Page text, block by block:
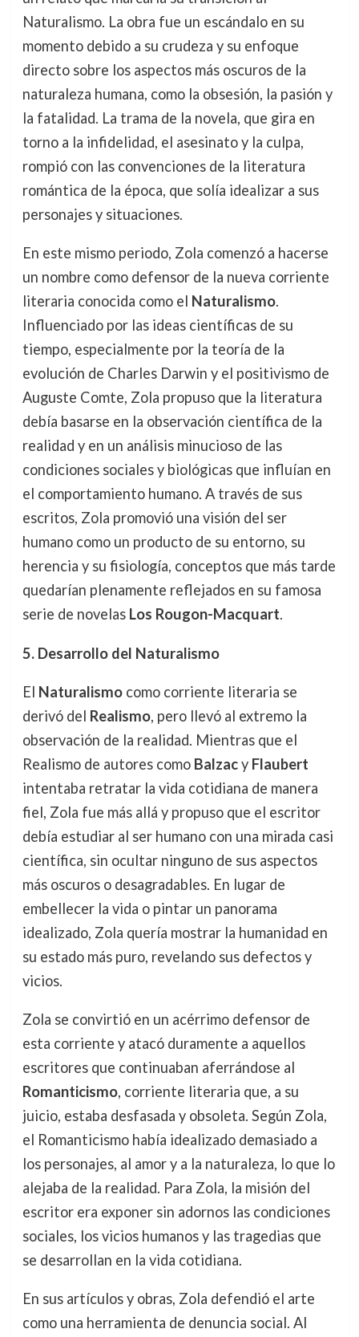
Naturalismo. La obra fue un escándalo en su
momento debido a su crudeza y su enfoque
directo sobre los aspectos más oscuros de la
naturaleza humana, como la obsesión, la pasión y
la fatalidad. La trama de la novela, que gira en
torno a la infidelidad, el asesinato y la culpa,
rompió con las convenciones de la literatura
romántica de la época, que solía idealizar a sus
personajes y situaciones.
En este mismo periodo, Zola comenzó a hacerse
un nombre como defensor de la nueva corriente
literaria conocida como el Naturalismo.
Influenciado por las ideas científicas de su
tiempo, especialmente por la teoría de la
evolución de Charles Darwin y el positivismo de
Auguste Comte, Zola propuso que la literatura
debía basarse en la observación científica de la
realidad y en un análisis minucioso de las
condiciones sociales y biológicas que influían en
el comportamiento humano. A través de sus
escritos, Zola promovió una visión del ser
humano como un producto de su entorno, su
herencia y su fisiología, conceptos que más tarde
quedarían plenamente reflejados en su famosa
serie de novelas Los Rougon-Macquart.
5. Desarrollo del Naturalismo
El Naturalismocomo corriente literaria se
derivó del Realismo, pero llevó al extremo la
observación de la realidad. Mientras que el
Realismo de autores como Balzacy Flaubert
intentaba retratar la vida cotidiana de manera
fiel, Zola fue más allá y propuso que el escritor
debía estudiar al ser humano con una mirada casi
científica, sin ocultar ninguno de sus aspectos
más oscuros o desagradables. En lugar de
embellecer la vida o pintar un panorama
idealizado, Zola quería mostrar la humanidad en
su estado más puro, revelando sus defectos y
vicios.
Zola se convirtió en un acérrimo defensor de
esta corriente y atacó duramente a aquellos
escritores que continuaban aferrándose al
Romanticismo, corriente literaria que, a su
juicio, estaba desfasada y obsoleta. Según Zola,
el Romanticismo había idealizado demasiado a
los personajes, al amor y a la naturaleza, lo que lo
alejaba de la realidad. Para Zola, la misión del
escritor era exponer sin adornos las condiciones
sociales, los vicios humanos y las tragedias que
se desarrollan en la vida cotidiana.
En sus artículos y obras, Zola defendió el arte
como una herramienta de denuncia social. Al